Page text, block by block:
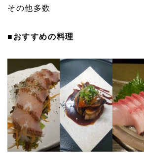
その他多数
■おすすめの料理